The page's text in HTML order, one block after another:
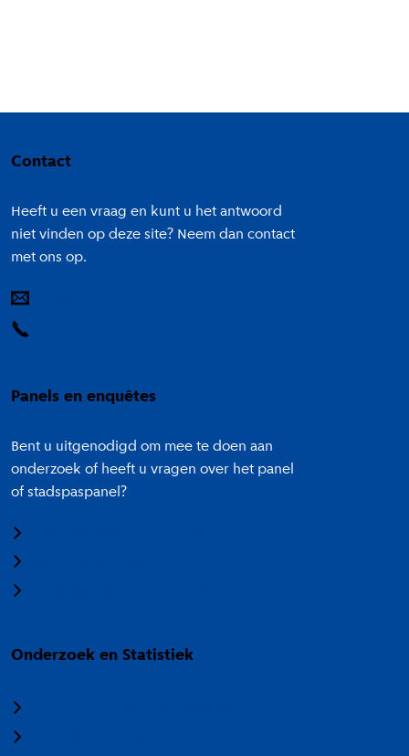
Contact
Heeft u een vraag en kunt u het antwoord
niet vinden op deze site? Neem dan contact
met ons op.
Panels en enquêtes
Bent u uitgenodigd om mee te doen aan
onderzoek of heeft u vragen over het panel
of stadspaspanel?
Onderzoek en Statistiek